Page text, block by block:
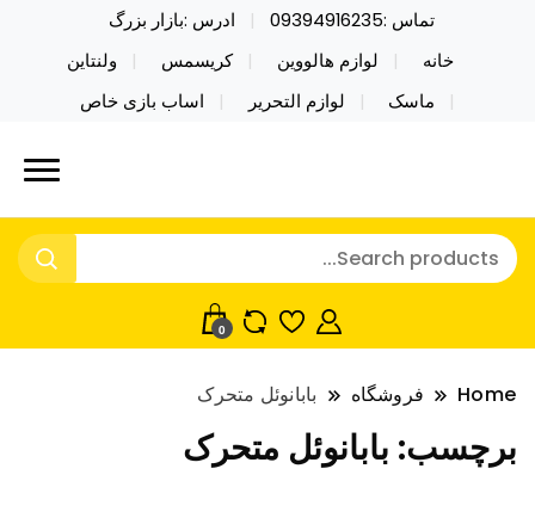
تماس :09394916235
ادرس :بازار بزرگ
خانه
لوازم هالووین کریسمس
ولنتاین
ماسک
لوازم التحریر اساب بازی خاص
نایکر توی فروش عمده لوازم هالووین
ولن تاین کادویی کریسمس اکسسوری
خرید محصولات خاص فیجت اسباب بازی تراول ماگ نایکر
توی فروش عمده لوازم هالووین ولن تاین کادویی
کریسمس اکسسوری ماسک در واردات مستقیم
0
Home فروشگاه بابانوئل متحرک
برچسب: بابانوئل متحرک